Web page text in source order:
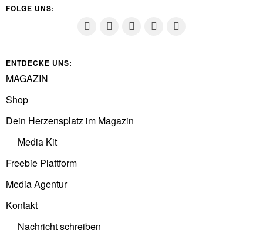
FOLGE UNS:
ENTDECKE UNS:
MAGAZIN
Shop
Dein Herzensplatz im Magazin
Media Kit
Freebie Plattform
Media Agentur
Kontakt
Nachricht schreiben